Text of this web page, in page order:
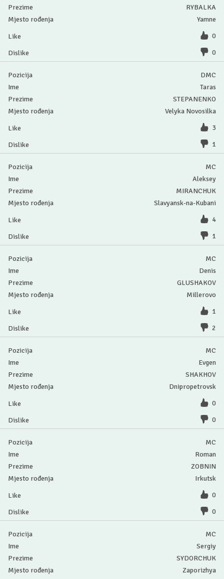
RYBALKA
Yamne
0
0
DMC
Taras
STEPANENKO
Velyka Novosilka
3
1
MC
Aleksey
MIRANCHUK
Slavyansk-na-Kubani
4
1
MC
Denis
GLUSHAKOV
Millerovo
1
2
MC
Evgen
SHAKHOV
Dnipropetrovsk
0
0
MC
Roman
ZOBNIN
Irkutsk
0
0
MC
Sergiy
SYDORCHUK
Zaporizhya